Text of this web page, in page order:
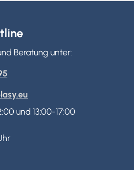
Beratung unter:
und 13:00-17:00